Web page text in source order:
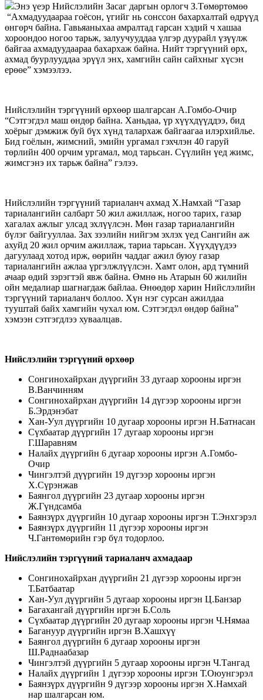
Энэ үеэр Нийслэлийн Засаг даргын орлогч З.Төмөртөмөө
“Ахмадуудаараа гоёсон, үгийг нь сонссон бахархалтай өдрүүд
өнгөрч байна. Гавьяаныхаа амралтад гарсан хэдий ч хашаа
хороондоо ногоо тарьж, залуучууддаа үлгэр дуурайл үзүүлж
байгаа ахмадуудаараа бахархаж байна. Нийт тэргүүний өрх,
ахмад буурлууддаа эрүүл энх, хамгийн сайн сайхныг хүсэн
ерөөе” хэмээлээ.
Нийслэлийн тэргүүний өрхөөр шалгарсан А.Гомбо-Очир
“Сэтгэгдэл маш өндөр байна. Ханьдаа, үр хүүхдүүддээ, бид
хоёрыг дэмжиж буй бүх хүнд талархаж байгаагаа илэрхийлье.
Бид гоёлын, жимсний, эмийн ургамал гэхчлэн 40 гаруй
төрлийн 400 орчим ургамал, мод тарьсан. Сүүлийн үед жимс,
жимсгэнэ их тарьж байна” гэлээ.
Нийслэлийн тэргүүний тариаланч ахмад Х.Намхай “Газар
тариалангийн салбарт 50 жил ажиллаж, ногоо тарих, газар
хагалах ажлыг улсад эхлүүлсэн. Мөн газар тариалангийн
бүлэг байгууллаа. Зах зээлийн нийгэм эхлэх үед Сангийн аж
ахуйд 20 жил орчим ажиллаж, тариа тарьсан. Хүүхдүүдээ
дагуулаад хотод ирж, өөрийн чаддаг ажил буюу газар
тариалангийн ажлаа үргэлжлүүлсэн. Хамт олон, ард түмний
ачаар өдий зэрэгтэй явж байна. Өмнө нь Атарын 60 жилийн
ойн медалиар шагнагдаж байлаа. Өнөөдөр харин Нийслэлийн
тэргүүний тариаланч боллоо. Хүн нэг сурсан ажилдаа
тууштай байх хамгийн чухал юм. Сэтгэгдэл өндөр байна”
хэмээн сэтгэгдлээ хуваалцав.
Нийслэлийн тэргүүний өрхөөр
Сонгинохайрхан дүүргийн 33 дугаар хорооны иргэн
В.Ванчинням
Сонгинохайрхан дүүргийн 14 дүгээр хорооны иргэн
Б.Эрдэнэбат
Хан-Уул дүүргийн 10 дугаар хорооны иргэн Н.Батнасан
Сүхбаатар дүүргийн 17 дугаар хорооны иргэн
Г.Шаравням
Налайх дүүргийн 6 дугаар хорооны иргэн А.Гомбо-
Очир
Чингэлтэй дүүргийн 19 дүгээр хорооны иргэн
Х.Сүрэнжав
Баянгол дүүргийн 23 дугаар хорооны иргэн
Ж.Гүндсамба
Баянзүрх дүүргийн 10 дугаар хорооны иргэн Т.Энхгэрэл
Баянзүрх дүүргийн 11 дүгээр хорооны иргэн
Ч.Гантөмөрийн гэр бүл тодорлоо.
Нийслэлийн тэргүүний тариаланч ахмадаар
Сонгинохайрхан дүүргийн 21 дүгээр хорооны иргэн
Т.Батбаатар
Хан-Уул дүүргийн 5 дугаар хорооны иргэн Ц.Банзар
Багахангай дүүргийн иргэн Б.Соль
Сүхбаатар дүүргийн 20 дугаар хорооны иргэн Ч.Нямаа
Багануур дүүргийн иргэн В.Хашхүү
Баянгол дүүргийн 6 дугаар хорооны иргэн
Ш.Раднаабазар
Чингэлтэй дүүргийн 5 дугаар хорооны иргэн Ч.Тангад
Налайх дүүргийн 1 дүгээр хорооны иргэн Т.Оюунгэрэл
Баянзүрх дүүргийн 9 дүгээр хорооны иргэн Х.Намхай
нар шалгарсан юм.